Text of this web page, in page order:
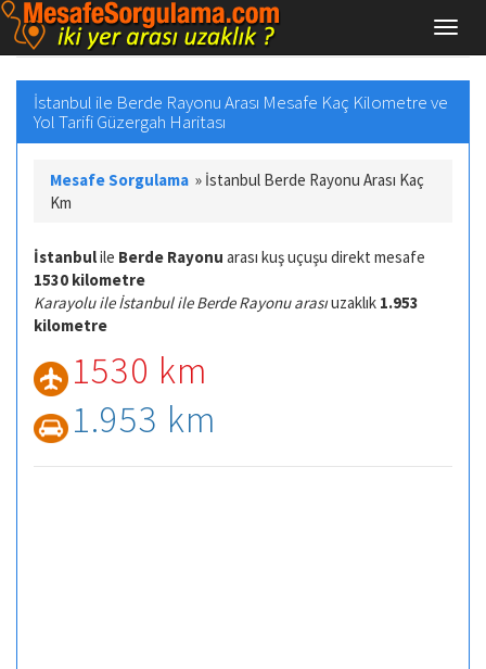
İstanbul ile Berde Rayonu Arası Mesafe Kaç Kilometre ve
Yol Tarifi Güzergah Haritası
Mesafe Sorgulama » İstanbul Berde Rayonu Arası Kaç
Km
İstanbulile Berde Rayonu arası kuş uçuşu direkt mesafe
1530 kilometre
Karayolu ile İstanbul ile Berde Rayonu arasıuzaklık 1.953
kilometre
1530 km
1.953 km